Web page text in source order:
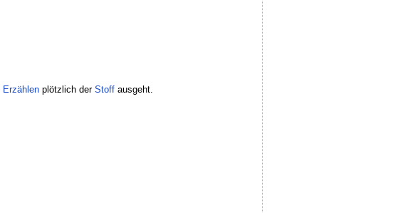
Erzählen plötzlich derStoff ausgeht.